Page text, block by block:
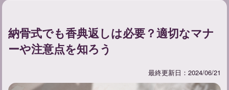
納骨式でも香典返しは必要？適切なマナ
ーや注意点を知ろう
最終更新日：2024/06/21